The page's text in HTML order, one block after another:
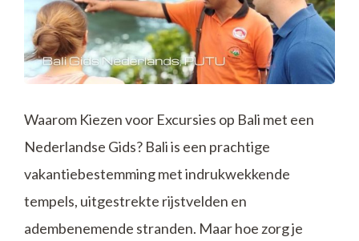
Waarom Kiezen voor Excursies op Bali met een
Nederlandse Gids? Bali is een prachtige
vakantiebestemming met indrukwekkende
tempels, uitgestrekte rijstvelden en
adembenemende stranden. Maar hoe zorg je